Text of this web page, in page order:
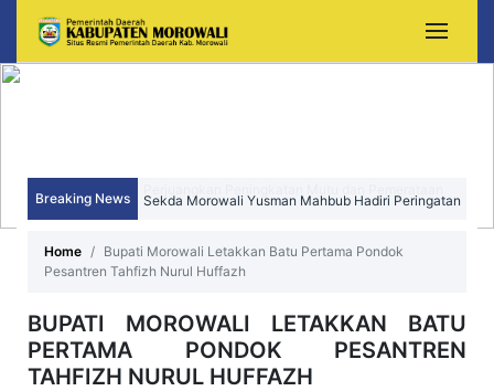
Breaking News Sekda Morowali Yusman Mahbub Hadiri Peringatan
Home
Bupati Morowali Letakkan Batu Pertama Pondok
Pesantren Tahfizh Nurul Huffazh
BUPATI MOROWALI LETAKKAN BATU
PERTAMA PONDOK PESANTREN
TAHFIZH NURUL HUFFAZH